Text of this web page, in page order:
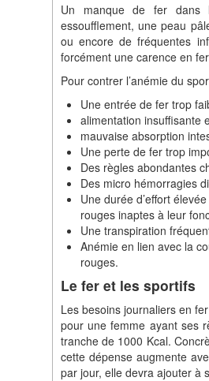
Un manque de fer dans
essoufflement, une peau
ou encore de fréquentes
forcément une carence en
Pour contrer l’anémie du
Une entrée de fer trop
alimentation insuffisante
mauvaise absorption
Une perte de fer trop
Des règles abondantes
Des micro hémorragies
Une durée d’effort
rouges inaptes à leur
Une transpiration
Anémie en lien avec la
rouges.
Le fer et les sportifs
Les besoins journaliers en
pour une femme ayant ses
tranche de 1000 Kcal.
cette dépense augmente
par jour, elle devra ajouter à